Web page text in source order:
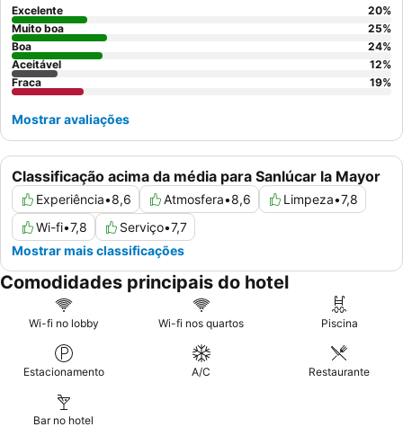
osquartos familiares duplex
Classificação acima da média para Sanlúcar la Mayor
Experiência•8,6 Atmosfera•8,6 Limpeza•7,8
Wi-fi•7,8 Serviço•7,7
Mostrar mais classificações
Excelente 20%
Muito boa
25%
Boa
24%
Aceitável
12%
Fraca
19%
Mostrar avaliações
Comodidades principais do hotel
Wi-fi no lobby Wi-fi nos quartos Piscina
Estacionamento A/C Restaurante
Bar no hotel